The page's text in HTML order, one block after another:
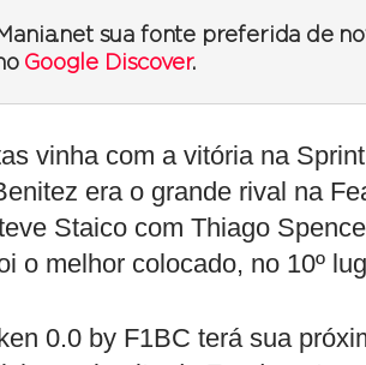
sua fonte preferida de
Google Discover.
vinha com a vitória na
era o grande rival na
Staico com Thiago
o melhor colocado, no 10º
0.0 by F1BC terá sua